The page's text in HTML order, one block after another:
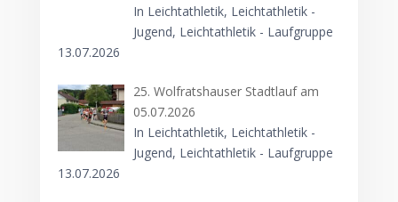
In Leichtathletik, Leichtathletik -
Jugend, Leichtathletik - Laufgruppe
13.07.2026
25. Wolfratshauser Stadtlauf am
05.07.2026
In Leichtathletik, Leichtathletik -
Jugend, Leichtathletik - Laufgruppe
13.07.2026